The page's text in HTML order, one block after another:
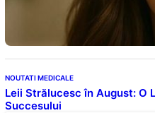
Descoperiri
consumului
NOUTATI MEDICALE
Leii Strălucesc în August: O
Succesului